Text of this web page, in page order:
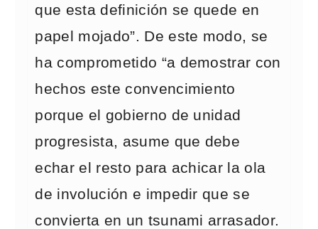
que esta definición se quede en
papel mojado”. De este modo, se
ha comprometido “a demostrar con
hechos este convencimiento
porque el gobierno de unidad
progresista, asume que debe
echar el resto para achicar la ola
de involución e impedir que se
convierta en un tsunami arrasador.